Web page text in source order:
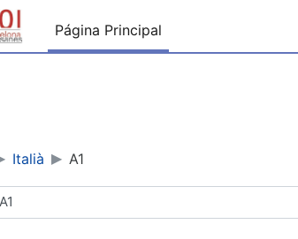
Página Principal
Italià A1